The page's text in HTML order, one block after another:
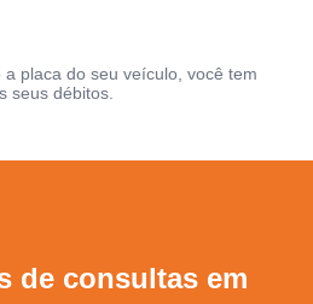
a placa do seu veículo, você tem
seus débitos.
de consultas em